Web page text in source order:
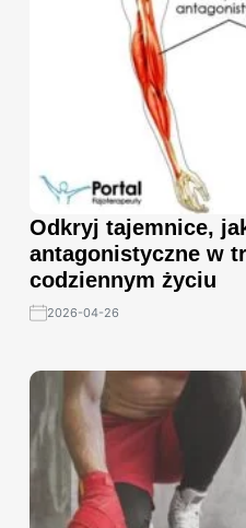
Odkryj tajemnice,
antagonistyczne w
codziennym życiu
2026-04-26